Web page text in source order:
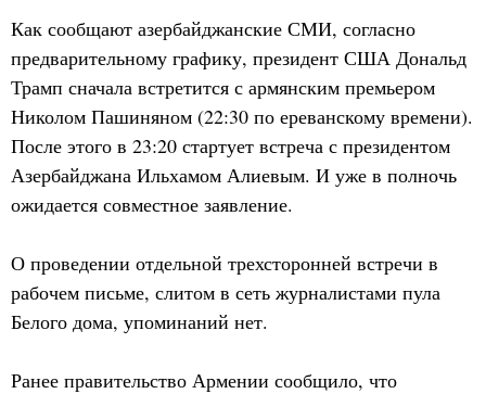
Как сообщают азербайджанские СМИ, согласно
предварительному графику, президент США Дональд
Трамп сначала встретится с армянским премьером
Николом Пашиняном (22:30 по ереванскому времени).
После этого в 23:20 стартует встреча с президентом
Азербайджана Ильхамом Алиевым. И уже в полночь
ожидается совместное заявление.
О проведении отдельной трехсторонней встречи в
рабочем письме, слитом в сеть журналистами пула
Белого дома, упоминаний нет.
Ранее правительство Армении сообщило, что